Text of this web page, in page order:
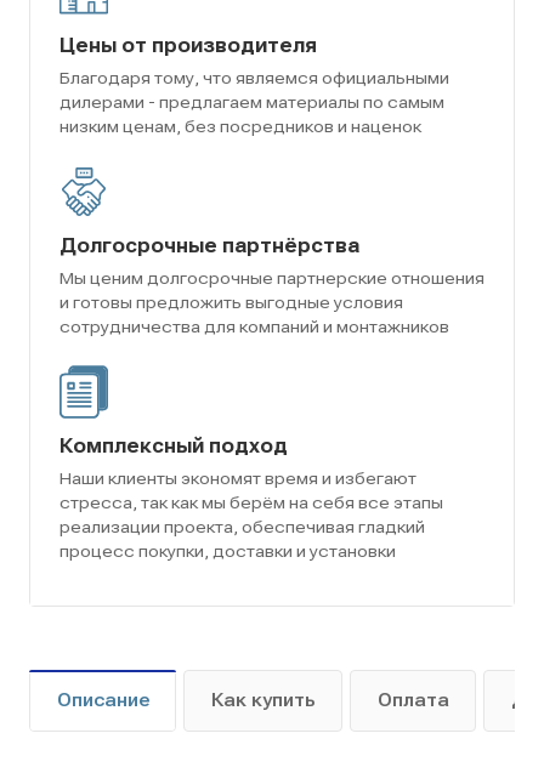
Цены от производителя
Благодаря тому, что являемся официальными
дилерами - предлагаем материалы по самым
низким ценам, без посредников и наценок
Долгосрочные партнёрства
Мы ценим долгосрочные партнерские отношения
и готовы предложить выгодные условия
сотрудничества для компаний и монтажников
Комплексный подход
Наши клиенты экономят время и избегают
стресса, так как мы берём на себя все этапы
реализации проекта, обеспечивая гладкий
процесс покупки, доставки и установки
Описание Как купить Оплата